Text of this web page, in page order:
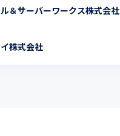
＆サーバーワークス株式会社
株式会社